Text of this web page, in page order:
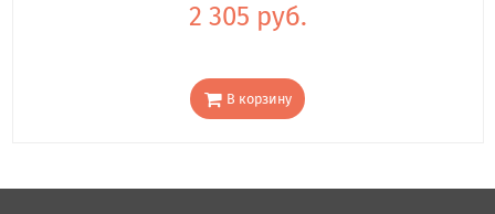
2 305 руб.
В корзину